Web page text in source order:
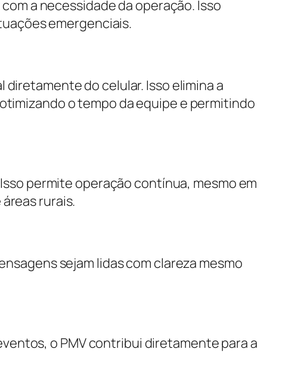
a necessidade da operação. Isso
emergenciais.
do celular. Isso elimina a
o tempo da equipe e permitindo
permite operação contínua, mesmo em
rurais.
sejam lidas com clareza mesmo
o PMV contribui diretamente para a